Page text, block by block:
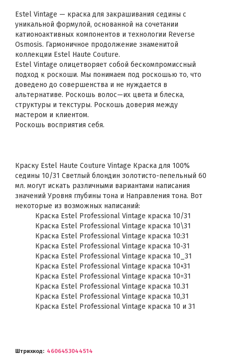
Estel Vintage — краска для закрашивания седины с
уникальной формулой, основанной на сочетании
катионоактивных компонентов и технологии Reverse
Osmosis. Гармоничное продолжение знаменитой
коллекции Estel Haute Couture.
Estel Vintage олицетворяет собой бескомпромиссный
подход к роскоши. Мы понимаем под роскошью то, что
доведено до совершенства и не нуждается в
альтернативе. Роскошь волос—их цвета и блеска,
структуры и текстуры. Роскошь доверия между
мастером и клиентом.
Роскошь восприятия себя.
Краску Estel Haute Couture Vintage Краска для 100%
седины 10/31 Светлый блондин золотисто-пепельный 60
мл. могут искать различными вариантами написания
значений Уровня глубины тона и Направления тона. Вот
некоторые из возможных написаний:
Краска Estel Professional Vintage краска 10/31
Краска Estel Professional Vintage краска 10\31
Краска Estel Professional Vintage краска 10:31
Краска Estel Professional Vintage краска 10-31
Краска Estel Professional Vintage краска 10_31
Краска Estel Professional Vintage краска 10+31
Краска Estel Professional Vintage краска 10=31
Краска Estel Professional Vintage краска 10.31
Краска Estel Professional Vintage краска 10,31
Краска Estel Professional Vintage краска 10 и 31
Штрихкод
4606453044514